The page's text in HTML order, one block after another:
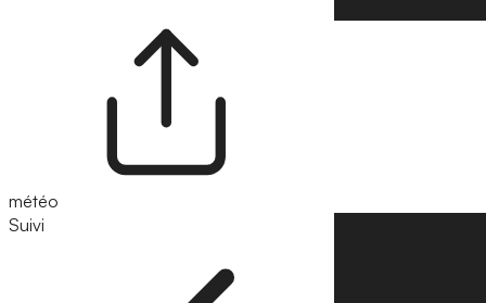
météo
Suivi